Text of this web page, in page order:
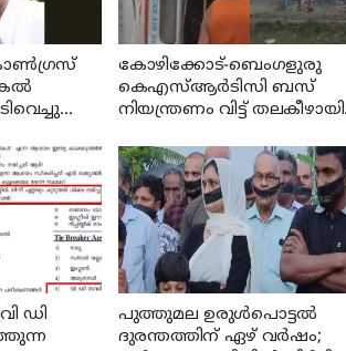
കോഴിക്കോട്-ബെംഗളുരു
കെഎസ്ആര്‍ടിസി ബസ്
നിയന്ത്രണം വിട്ട് തലകീഴായി
കണ്ടക്ടറും മരിച്ചു
ഡി
പുത്തുമല ഉരുള്‍പൊട്ടല്‍
ദുരന്തത്തിന് ഏഴ് വര്‍ഷം;